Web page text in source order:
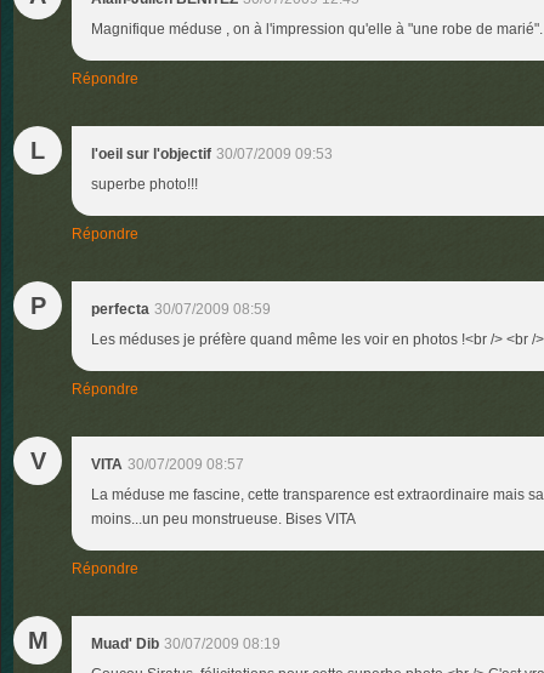
Magnifique méduse , on à l'impression qu'elle à "une robe de
Répondre
L l'oeil sur l'objectif 30/07/2009 09:53
superbe photo!!!
Répondre
P perfecta 30/07/2009 08:59
Les méduses je préfère quand même les voir en photos !<br /> <br /
Répondre
V VITA 30/07/2009 08:57
La méduse me fascine, cette transparence est extraordinaire mais
moins...un peu monstrueuse. Bises VITA
Répondre
M Muad' Dib 30/07/2009 08:19